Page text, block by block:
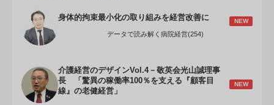
身体的拘束最小化の取り組みを経営改善に NEW
データで読み解く病院経営(254)
介護経営のデザインVol.4－敬英会光山誠理事
長 「驚異の稼働率100％を支える『顧客目
線』の老健経営」
NEW